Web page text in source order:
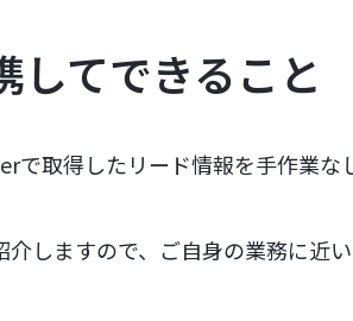
てできること
取得したリード情報を手作業な
しますので、ご自身の業務に近